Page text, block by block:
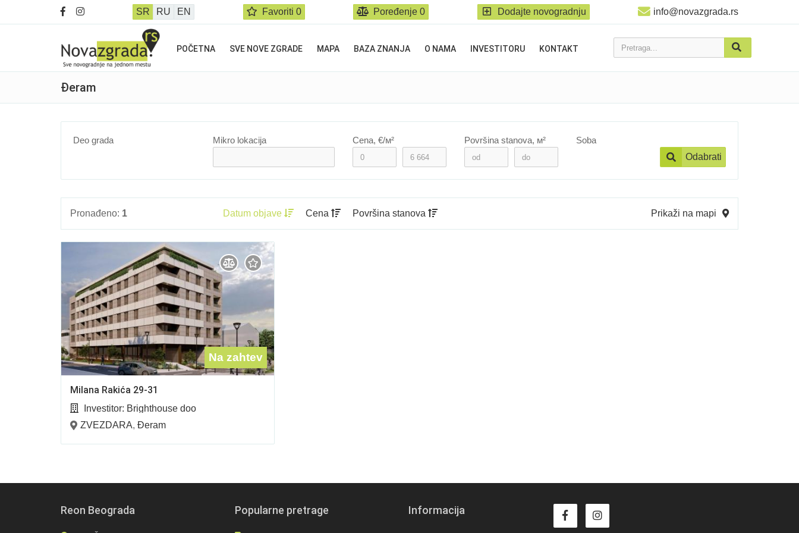
SR RU EN Favoriti 0 Poređenje0 Dodajte novogradnju info@novazgrada.rs
Pretraga...
POČETNA SVE NOVE ZGRADE MAPA BAZA ZNANJA O NAMA INVESTITORU KONTAKT
Đeram
Deo grada Mikro lokacija Cena, €/м² Površina stanova, м²
Soba
Odabrati
Pronađeno: 1 Datum objave Cena Površina stanova Prikaži na mapi
Na zahtev
Milana Rakića 29-31
Investitor: Brighthouse doo
ZVEZDARA, Đeram
Reon Beograda Popularne pretrage Informacija